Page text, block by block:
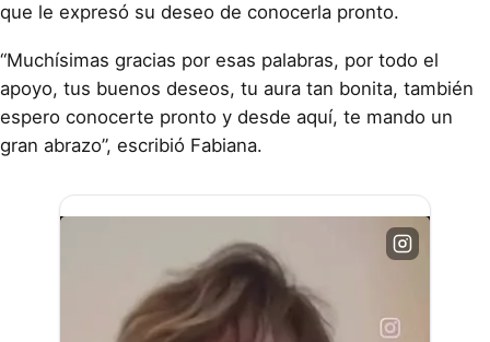
que le expresó su deseo de conocerla pronto.
“Muchísimas gracias por esas palabras, por todo el
apoyo, tus buenos deseos, tu aura tan bonita, también
espero conocerte pronto y desde aquí, te mando un
gran abrazo”, escribió Fabiana.